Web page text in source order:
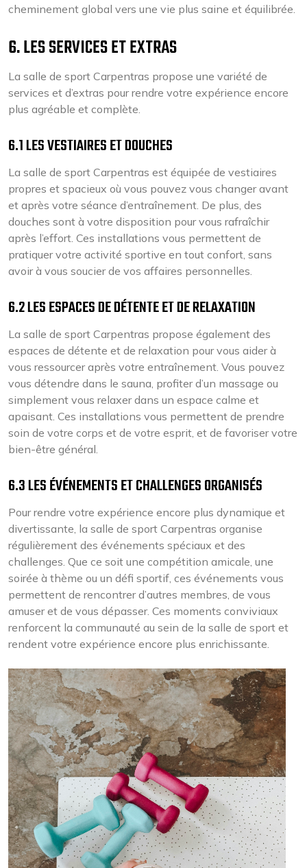
cheminement global vers une vie plus saine et équilibrée.
6. LES SERVICES ET EXTRAS
La salle de sport Carpentras propose une variété de
services et d’extras pour rendre votre expérience encore
plus agréable et complète.
6.1 LES VESTIAIRES ET DOUCHES
La salle de sport Carpentras est équipée de vestiaires
propres et spacieux où vous pouvez vous changer avant
et après votre séance d’entraînement. De plus, des
douches sont à votre disposition pour vous rafraîchir
après l’effort. Ces installations vous permettent de
pratiquer votre activité sportive en tout confort, sans
avoir à vous soucier de vos affaires personnelles.
6.2 LES ESPACES DE DÉTENTE ET DE RELAXATION
La salle de sport Carpentras propose également des
espaces de détente et de relaxation pour vous aider à
vous ressourcer après votre entraînement. Vous pouvez
vous détendre dans le sauna, profiter d’un massage ou
simplement vous relaxer dans un espace calme et
apaisant. Ces installations vous permettent de prendre
soin de votre corps et de votre esprit, et de favoriser votre
bien-être général.
6.3 LES ÉVÉNEMENTS ET CHALLENGES ORGANISÉS
Pour rendre votre expérience encore plus dynamique et
divertissante, la salle de sport Carpentras organise
régulièrement des événements spéciaux et des
challenges. Que ce soit une compétition amicale, une
soirée à thème ou un défi sportif, ces événements vous
permettent de rencontrer d’autres membres, de vous
amuser et de vous dépasser. Ces moments conviviaux
renforcent la communauté au sein de la salle de sport et
rendent votre expérience encore plus enrichissante.